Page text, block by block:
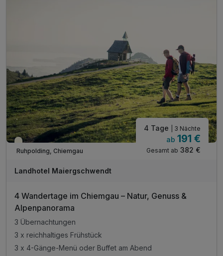
1 x Berg- oder Talfahrt "Unternbergbahn"*
inkl. Eintritt Glockenschmiede und Heimatmuseum*
inkl. Chiemgau Card mit vielen weiteren Angeboten
Teilweise ausgelastet
Ruhpolding, Chiemgau
4 Tage | 3 Nächte
ab 191 €
Gesamt ab 382 €
Landhotel Maiergschwendt
4 Wandertage im Chiemgau – Natur, Genuss &
Alpenpanorama
3 Übernachtungen
3 x reichhaltiges Frühstück
3 x 4-Gänge-Menü oder Buffet am Abend